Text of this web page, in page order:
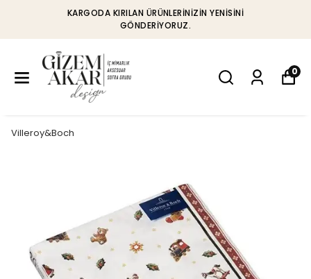
KARGODA KIRILAN ÜRÜNLERINIZIN YENISINI
GÖNDERIYORUZ.
0
Villeroy&Boch